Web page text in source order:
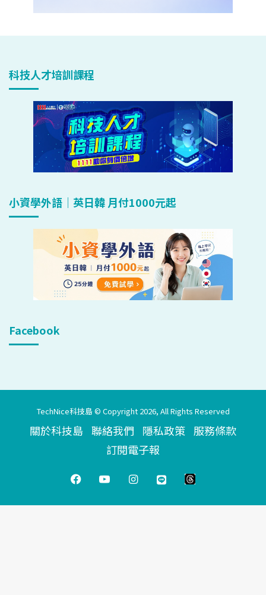
科技人才培訓課程
小資學外語｜英日韓 月付1000元起
Facebook
TechNice科技島 © Copyright 2026, All Rights Reserved
關於科技島 聯絡我們 隱私政策 服務條款
訂閱電子報